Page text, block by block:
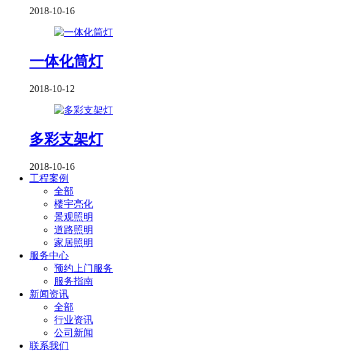
2018-10-16
一体化筒灯
2018-10-12
多彩支架灯
2018-10-16
工程案例
全部
楼宇亮化
景观照明
道路照明
家居照明
服务中心
预约上门服务
服务指南
新闻资讯
全部
行业资讯
公司新闻
联系我们